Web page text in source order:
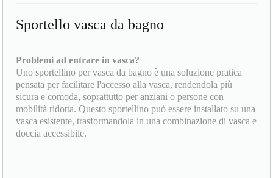
Sportello vasca da bagno
Problemi ad entrare in vasca?
Uno sportellino per vasca da bagno è una soluzione pratica
pensata per facilitare l'accesso alla vasca, rendendola più
sicura e comoda, soprattutto per anziani o persone con
mobilità ridotta. Questo sportellino può essere installato su una
vasca esistente, trasformandola in una combinazione di vasca e
doccia accessibile.